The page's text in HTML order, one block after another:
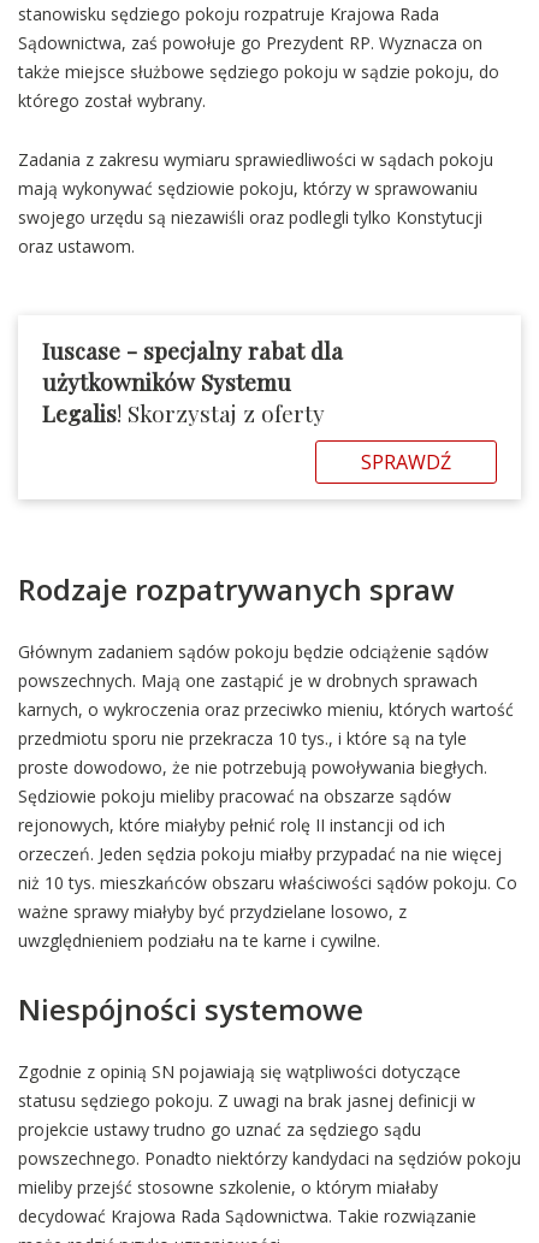
stanowisku sędziego pokoju rozpatruje Krajowa Rada
Sądownictwa, zaś powołuje go Prezydent RP. Wyznacza on
także miejsce służbowe sędziego pokoju w sądzie pokoju, do
którego został wybrany.
Zadania z zakresu wymiaru sprawiedliwości w sądach pokoju
mają wykonywać sędziowie pokoju, którzy w sprawowaniu
swojego urzędu są niezawiśli oraz podlegli tylko Konstytucji
oraz ustawom.
Iuscase - specjalny rabat dla
użytkowników Systemu
Legalis! Skorzystaj z oferty
SPRAWDŹ
Rodzaje rozpatrywanych spraw
Głównym zadaniem sądów pokoju będzie odciążenie sądów
powszechnych. Mają one zastąpić je w drobnych sprawach
karnych, o wykroczenia oraz przeciwko mieniu, których wartość
przedmiotu sporu nie przekracza 10 tys., i które są na tyle
proste dowodowo, że nie potrzebują powoływania biegłych.
Sędziowie pokoju mieliby pracować na obszarze sądów
rejonowych, które miałyby pełnić rolę II instancji od ich
orzeczeń. Jeden sędzia pokoju miałby przypadać na nie więcej
niż 10 tys. mieszkańców obszaru właściwości sądów pokoju. Co
ważne sprawy miałyby być przydzielane losowo, z
uwzględnieniem podziału na te karne i cywilne.
Niespójności systemowe
Zgodnie z opinią SN pojawiają się wątpliwości dotyczące
statusu sędziego pokoju. Z uwagi na brak jasnej definicji w
projekcie ustawy trudno go uznać za sędziego sądu
powszechnego. Ponadto niektórzy kandydaci na sędziów pokoju
mieliby przejść stosowne szkolenie, o którym miałaby
decydować Krajowa Rada Sądownictwa. Takie rozwiązanie